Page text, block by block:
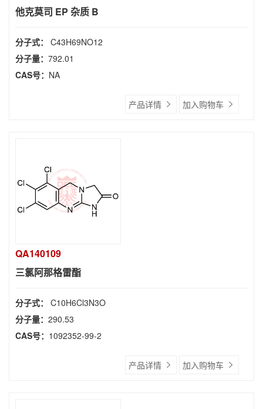
他克莫司 EP 杂质 B
分子式： C43H69NO12
分子量： 792.01
CAS号： NA
产品详情 加入购物车
QA140109
三氯阿那格雷酯
分子式： C10H6Cl3N3O
分子量： 290.53
CAS号： 1092352-99-2
产品详情 加入购物车